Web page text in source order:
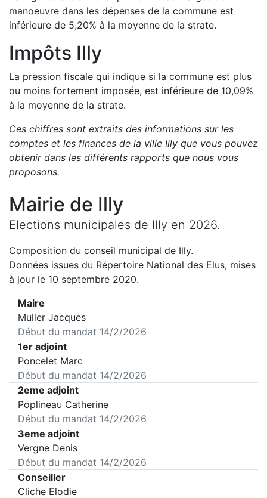
manoeuvre dans les dépenses de la commune est
inférieure de 5,20% à la moyenne de la strate.
Impôts Illy
La pression fiscale qui indique si la commune est plus
ou moins fortement imposée, est inférieure de 10,09%
à la moyenne de la strate.
Ces chiffres sont extraits des informations sur les
comptes et les finances de la ville Illy que vous pouvez
obtenir dans les différents rapports que nous vous
proposons.
Mairie de Illy
Elections municipales de Illy en 2026.
Composition du conseil municipal de Illy.
Données issues du Répertoire National des Elus, mises
à jour le 10 septembre 2020.
Maire
Muller Jacques
Début du mandat 14/2/2026
1er adjoint
Poncelet Marc
Début du mandat 14/2/2026
2eme adjoint
Poplineau Catherine
Début du mandat 14/2/2026
3eme adjoint
Vergne Denis
Début du mandat 14/2/2026
Conseiller
Cliche Elodie